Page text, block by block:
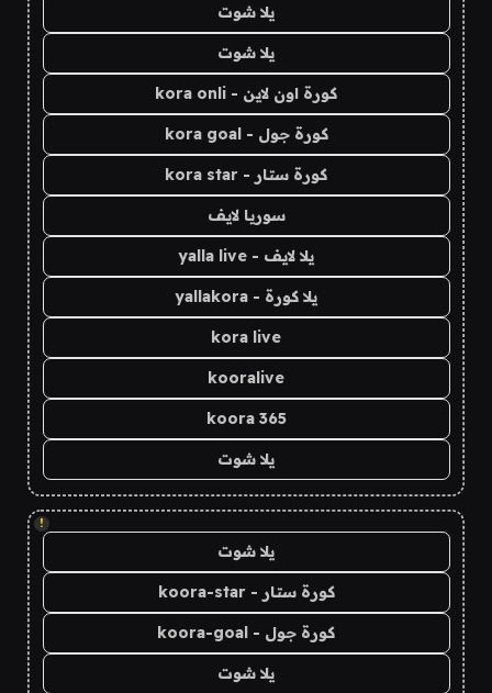
يلا شوت
يلا شوت
كورة اون لاين - kora onli
كورة جول - kora goal
كورة ستار - kora star
سوريا لايف
يلا لايف - yalla live
يلا كورة - yallakora
kora live
kooralive
koora 365
يلا شوت
!
يلا شوت
كورة ستار - koora-star
كورة جول - koora-goal
يلا شوت